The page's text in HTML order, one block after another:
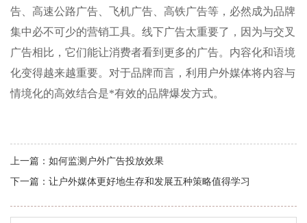
告
高速公路广告 、飞机广告
高铁广告等，必然成为品牌
集中必不可少的营销工具。线下广告太重要了，因为与交叉
广告相比，它们能让消费者看到更多的广告。内容化和语境
化变得越来越重要。对于品牌而言，利用户外媒体将内容与
情境化的高效结合是*有效的品牌爆发方式。
上一篇： 如何监测户外广告投放效果
下一篇： 让户外媒体更好地生存和发展五种策略值得学习